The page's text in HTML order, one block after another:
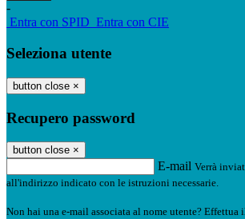
-
Entra con SPID Entra con CIE
Seleziona utente
button close ×
Recupero password
button close ×
E-mail Verrà
all'indirizzo indicato con le istruzioni necessarie.
Non hai una e-mail associata al nome utente? Effettua